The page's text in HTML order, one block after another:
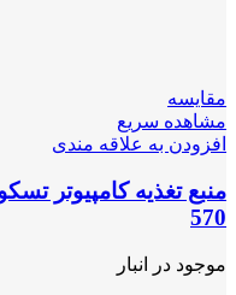
مقایسه
مشاهده سریع
افزودن به علاقه مندی
570
موجود در انبار